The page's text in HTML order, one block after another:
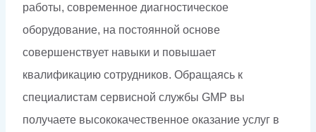
работы, современное диагностическое
оборудование, на постоянной основе
совершенствует навыки и повышает
квалификацию сотрудников. Обращаясь к
специалистам сервисной службы GMP вы
получаете высококачественное оказание услуг в